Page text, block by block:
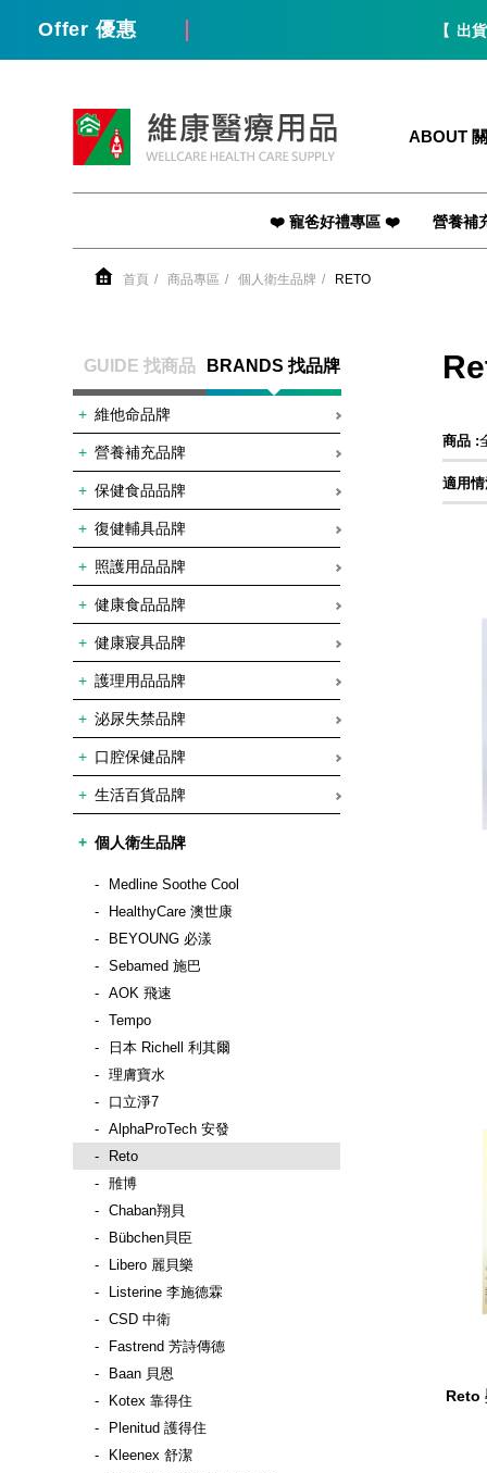
Offer 優惠 【 出貨 / 免運 - 小
ABOUT
❤️ 寵爸好禮專區 ❤️ 營養補
首頁 商品專區 個人衛生品牌 RETO
GUIDE 找商品 BRANDS 找品牌
維他命品牌
營養補充品牌
保健食品品牌
復健輔具品牌
照護用品品牌
健康食品品牌
健康寢具品牌
護理用品品牌
泌尿失禁品牌
口腔保健品牌
生活百貨品牌
個人衛生品牌
Medline Soothe Cool
HealthyCare 澳世康
BEYOUNG 必漾
Sebamed 施巴
AOK 飛速
Tempo
日本 Richell 利其爾
理膚寶水
口立淨7
AlphaProTech 安發
Reto
雃博
Chaban翔貝
Bübchen貝臣
Libero 麗貝樂
Listerine 李施德霖
CSD 中衛
Fastrend 芳詩傳德
Baan 貝恩
Kotex 靠得住
Plenitud 護得住
Kleenex 舒潔
商品 :
適用
Reto